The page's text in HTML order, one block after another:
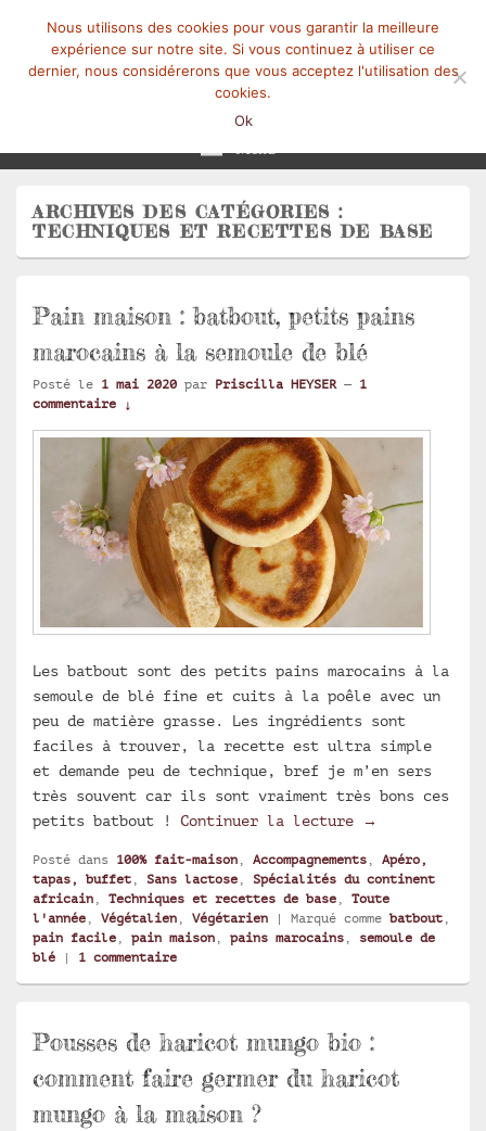
ARCHIVES DES CATÉGORIES :
TECHNIQUES ET RECETTES DE BASE
Pain maison : batbout, petits pains
marocains à la semoule de blé
Posté le 1 mai 2020 par Priscilla HEYSER — 1
commentaire ↓
Les batbout sont des petits pains marocains à la
semoule de blé fine et cuits à la poêle avec un
peu de matière grasse. Les ingrédients sont
faciles à trouver, la recette est ultra simple
et demande peu de technique, bref je m’en sers
très souvent car ils sont vraiment très bons ces
petits batbout ! Continuer la lecture Pain maison
→
Posté dans 100% fait-maison , Accompagnements , Apéro,
tapas, buffet , Sans lactose , Spécialités du continent
africain , Techniques et recettes de base , Toute
l'année , Végétalien , Végétarien | Marqué comme batbout ,
pain facile , pain maison , pains marocains , semoule de
blé
| 1 commentaire
Pousses de haricot mungo bio :
comment faire germer du haricot
mungo à la maison ?
Nous utilisons des cookies pour vous garantir la meilleure
expérience sur notre site. Si vous continuez à utiliser ce
dernier, nous considérerons que vous acceptez l'utilisation des
cookies.
Ok